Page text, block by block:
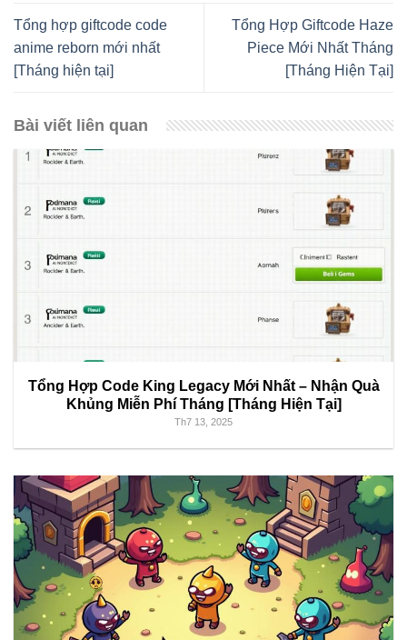
Tổng hợp giftcode code
anime reborn mới nhất
[Tháng hiện tại]
Tổng Hợp Giftcode Haze
Piece Mới Nhất Tháng
[Tháng Hiện Tại]
Bài viết liên quan
Tổng Hợp Code King Legacy Mới Nhất – Nhận Quà
Khủng Miễn Phí Tháng [Tháng Hiện Tại]
Th7 13, 2025